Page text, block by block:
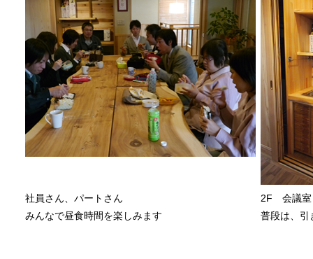
社員さん、パートさん
みんなで昼食時間を楽しみます
2F 会議
普段は、引